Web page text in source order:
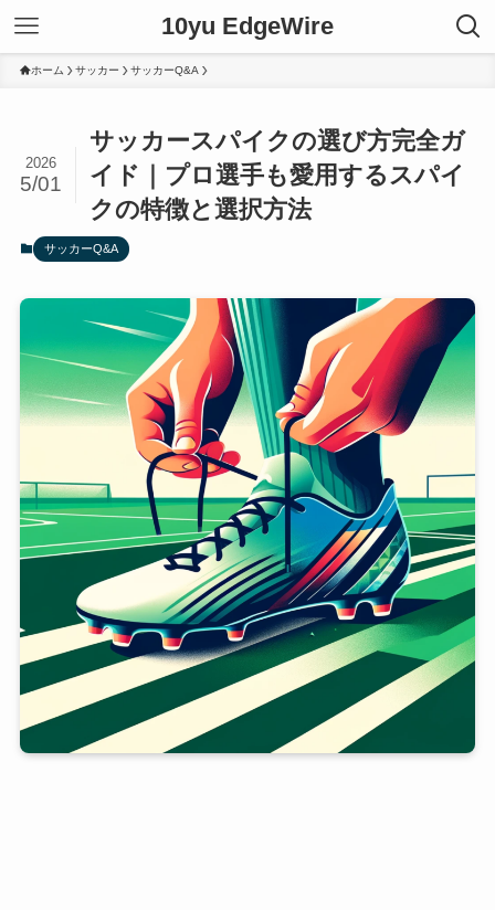
10yu EdgeWire
ホーム サッカー サッカーQ&A
サッカースパイクの選び方完全ガ
イド｜プロ選手も愛用するスパイ
クの特徴と選択方法
2026
5/01
サッカーQ&A